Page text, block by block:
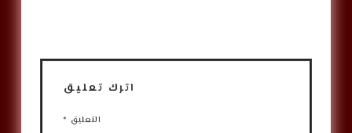
اترك تعليق
التعليق *